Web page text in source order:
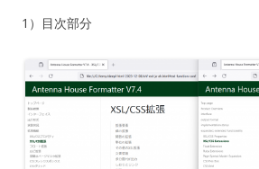
1）目次部分